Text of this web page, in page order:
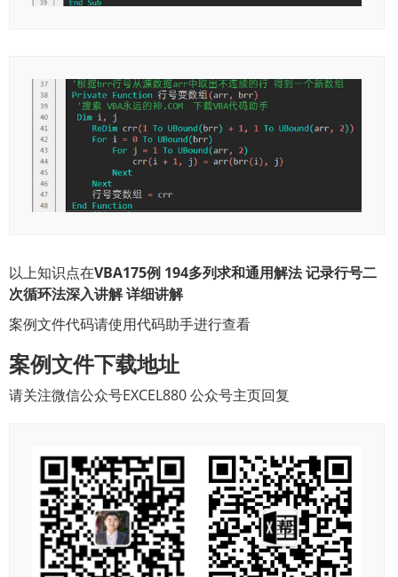
以上知识点在VBA175例 194多列求和通用解法记录行号二
次循环法深入讲解详细讲解
案例文件代码请使用代码助手进行查看
案例文件下载地址
请关注微信公众号EXCEL880 公众号主页回复